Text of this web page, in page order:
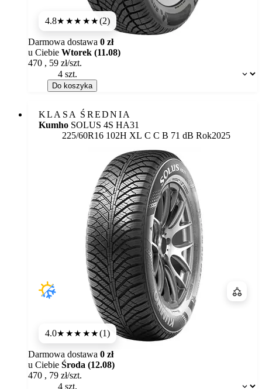
4.8★★★★★(2)
Dostępność:
Darmowa dostawa 0 zł
u Ciebie Wtorek (11.08)
470 , 59 zł/szt.
Do koszyka
KLASA ŚREDNIA
Kumho SOLUS 4S HA31
225/60R16 102H XL Etykieta:
C C B 71 dB Rok2025
4.0★★★★★(1)
Dostępność:
Darmowa dostawa 0 zł
u Ciebie Środa (12.08)
470 , 79 zł/szt.